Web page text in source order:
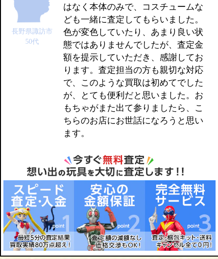
長野県諏訪市
50代
はなく本体のみで、コスチュームな
ども一緒に査定してもらいました。
色が変色していたり、あまり良い状
態ではありませんでしたが、査定金
額を提示していただき、感謝してお
ります。査定担当の方も親切な対応
で、このような買取は初めてでした
が、とても便利だと思いました。お
もちゃがまた出て参りましたら、こ
ちらのお店にお世話になろうと思い
ます。